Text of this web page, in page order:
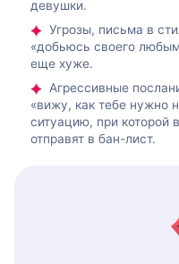
девушки.
Угрозы, письма в
«добьюсь своего
еще хуже.
Агрессивные
«вижу, как тебе нужно
ситуацию, при которой
отправят в бан-лист.